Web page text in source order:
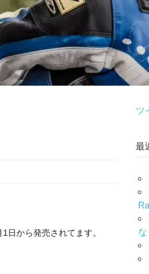
日から発売されてます。
ツ
最
な